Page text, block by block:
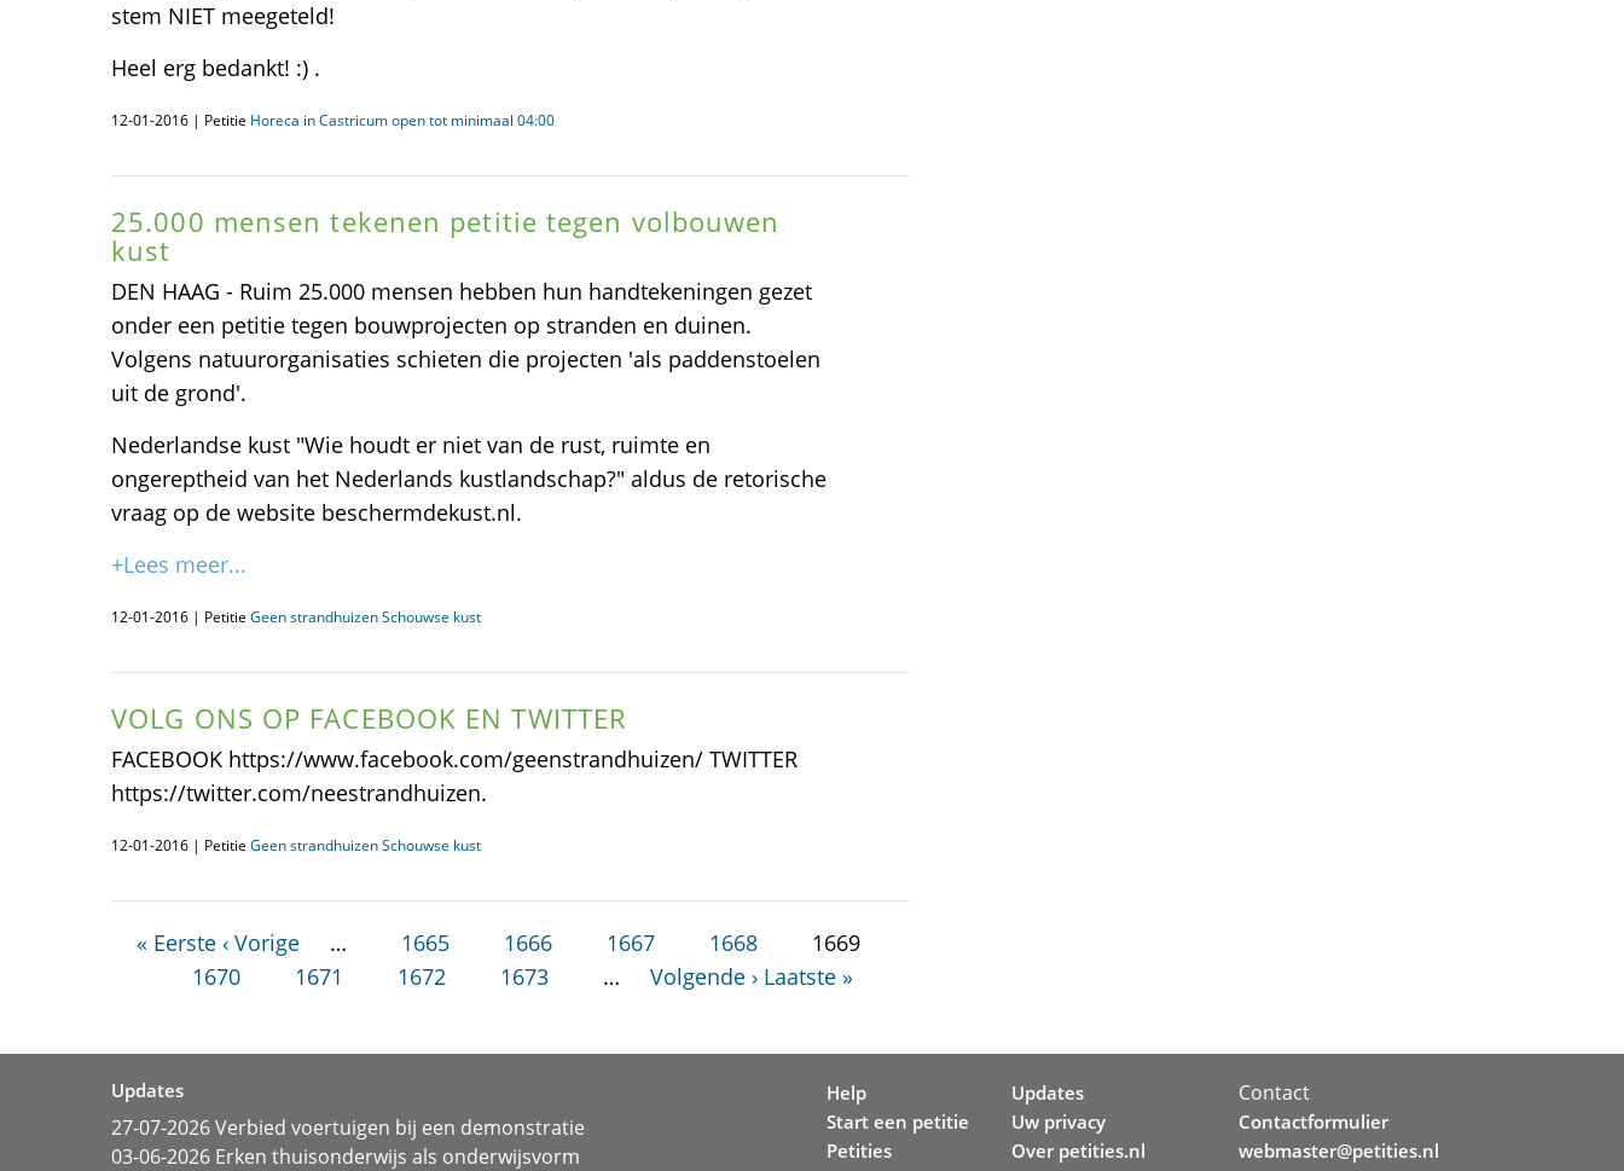
stem NIET meegeteld!
Heel erg bedankt! :) .
12-01-2016 | Petitie Horeca in Castricum open tot minimaal 04:00
25.000 mensen tekenen petitie tegen volbouwen
kust
DEN HAAG - Ruim 25.000 mensen hebben hun handtekeningen gezet
onder een petitie tegen bouwprojecten op stranden en duinen.
Volgens natuurorganisaties schieten die projecten 'als paddenstoelen
uit de grond'.
Nederlandse kust "Wie houdt er niet van de rust, ruimte en
ongereptheid van het Nederlands kustlandschap?" aldus de retorische
vraag op de website beschermdekust.nl.
+Lees meer...
12-01-2016 | Petitie Geen strandhuizen Schouwse kust
VOLG ONS OP FACEBOOK EN TWITTER
FACEBOOK https://www.facebook.com/geenstrandhuizen/ TWITTER
https://twitter.com/neestrandhuizen.
12-01-2016 | Petitie Geen strandhuizen Schouwse kust
« Eerste ‹ Vorige … 1665 1666 1667 1668
1669
1670
1671 1672 1673 … Volgende › Laatste »
Updates
27-07-2026 Verbied voertuigen bij een demonstratie
03-06-2026 Erken thuisonderwijs als onderwijsvorm
Help
Start een petitie
Petities
Updates
Uw privacy
Over petities.nl
Contact
Contactformulier
webmaster@petities.nl